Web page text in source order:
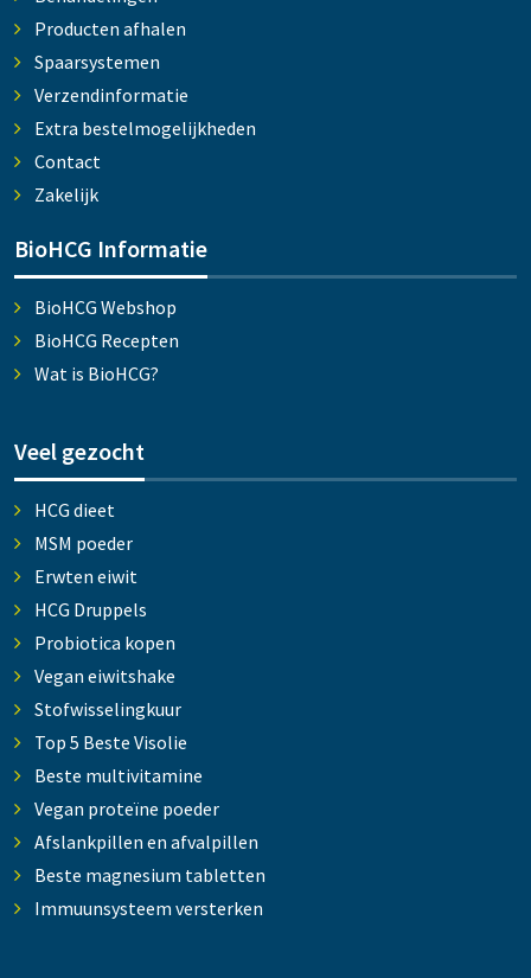
Producten afhalen
Spaarsystemen
Verzendinformatie
Extra bestelmogelijkheden
Contact
Zakelijk
BioHCG Informatie
BioHCG Webshop
BioHCG Recepten
Wat is BioHCG?
Veel gezocht
HCG dieet
MSM poeder
Erwten eiwit
HCG Druppels
Probiotica kopen
Vegan eiwitshake
Stofwisselingkuur
Top 5 Beste Visolie
Beste multivitamine
Vegan proteïne poeder
Afslankpillen en afvalpillen
Beste magnesium tabletten
Immuunsysteem versterken